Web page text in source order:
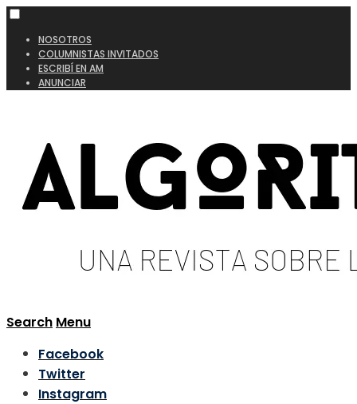
NOSOTROS
COLUMNISTAS INVITADOS
ESCRIBÍ EN AM
ANUNCIAR
Search Menu
Facebook
Twitter
Instagram